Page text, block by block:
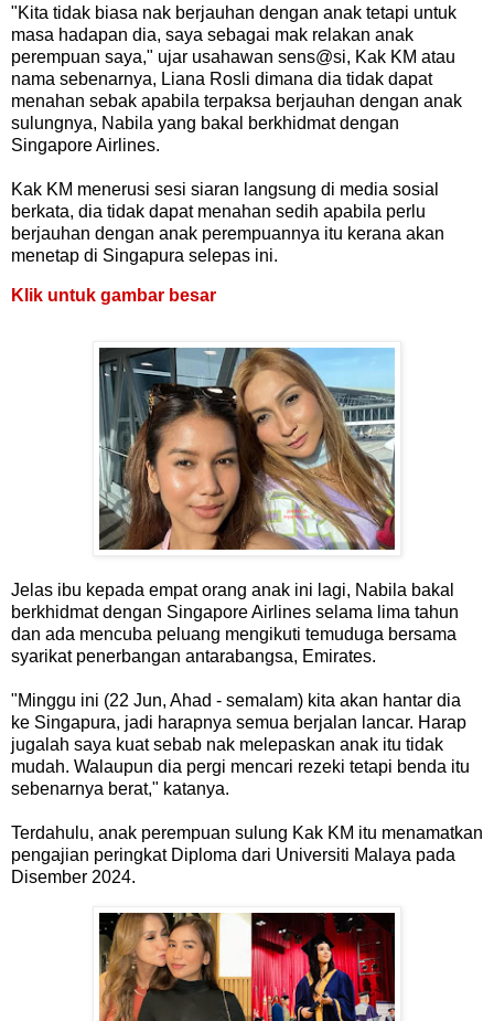
"Kita tidak biasa nak berjauhan dengan anak tetapi untuk
masa hadapan dia, saya sebagai mak relakan anak
perempuan saya," ujar usahawan sens@si, Kak KM atau
nama sebenarnya, Liana Rosli dimana dia tidak dapat
menahan sebak apabila terpaksa berjauhan dengan anak
sulungnya, Nabila yang bakal berkhidmat dengan
Singapore Airlines.
Kak KM menerusi sesi siaran langsung di media sosial
berkata, dia tidak dapat menahan sedih apabila perlu
berjauhan dengan anak perempuannya itu kerana akan
menetap di Singapura selepas ini.
Klik untuk gambar besar
Jelas ibu kepada empat orang anak ini lagi, Nabila bakal
berkhidmat dengan Singapore Airlines selama lima tahun
dan ada mencuba peluang mengikuti temuduga bersama
syarikat penerbangan antarabangsa, Emirates.
"Minggu ini (22 Jun, Ahad - semalam) kita akan hantar dia
ke Singapura, jadi harapnya semua berjalan lancar. Harap
jugalah saya kuat sebab nak melepaskan anak itu tidak
mudah. Walaupun dia pergi mencari rezeki tetapi benda itu
sebenarnya berat," katanya.
Terdahulu, anak perempuan sulung Kak KM itu menamatkan
pengajian peringkat Diploma dari Universiti Malaya pada
Disember 2024.